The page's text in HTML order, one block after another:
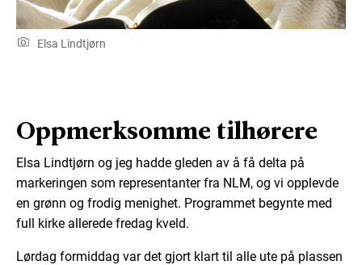
Elsa Lindtjørn
Oppmerksomme tilhørere
Elsa Lindtjørn og jeg hadde gleden av å få delta på
markeringen som representanter fra NLM, og vi opplevde
en grønn og frodig menighet. Programmet begynte med
full kirke allerede fredag kveld.
Lørdag formiddag var det gjort klart til alle ute på plassen